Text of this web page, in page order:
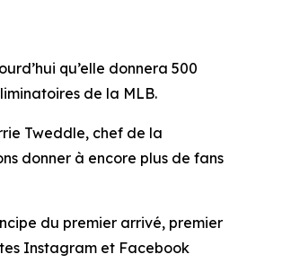
qu’elle donnera 500
de la MLB.
Tweddle, chef de la
donner à encore plus de fans
du premier arrivé, premier
Instagram et Facebook